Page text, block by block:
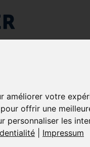
améliorer votre
pour offrir une
personnaliser les
Impressum